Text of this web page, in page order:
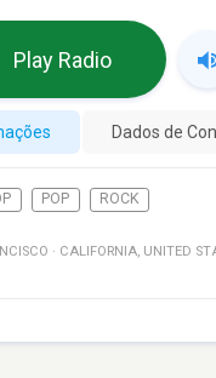
Play Radio
Dados de
POP ROCK
· CALIFORNIA, UNITED